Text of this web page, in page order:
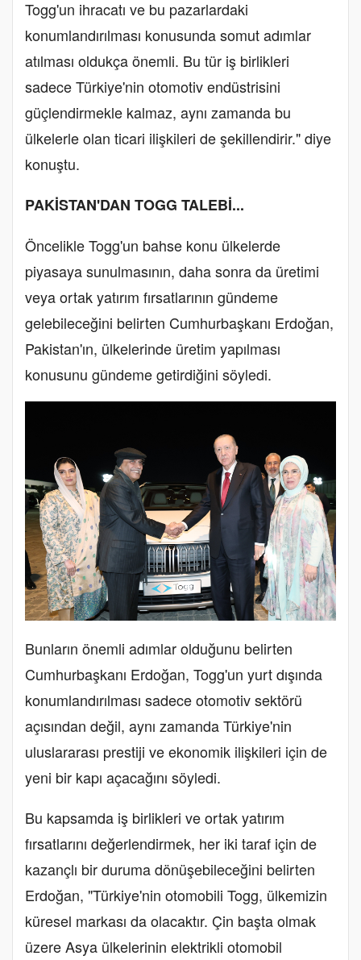
Togg'un ihracatı ve bu pazarlardaki
konumlandırılması konusunda somut adımlar
atılması oldukça önemli. Bu tür iş birlikleri
sadece Türkiye'nin otomotiv endüstrisini
güçlendirmekle kalmaz, aynı zamanda bu
ülkelerle olan ticari ilişkileri de şekillendirir." diye
konuştu.
PAKİSTAN'DAN TOGG TALEBİ...
Öncelikle Togg'un bahse konu ülkelerde
piyasaya sunulmasının, daha sonra da üretimi
veya ortak yatırım fırsatlarının gündeme
gelebileceğini belirten Cumhurbaşkanı Erdoğan,
Pakistan'ın, ülkelerinde üretim yapılması
konusunu gündeme getirdiğini söyledi.
Bunların önemli adımlar olduğunu belirten
Cumhurbaşkanı Erdoğan, Togg'un yurt dışında
konumlandırılması sadece otomotiv sektörü
açısından değil, aynı zamanda Türkiye'nin
uluslararası prestiji ve ekonomik ilişkileri için de
yeni bir kapı açacağını söyledi.
Bu kapsamda iş birlikleri ve ortak yatırım
fırsatlarını değerlendirmek, her iki taraf için de
kazançlı bir duruma dönüşebileceğini belirten
Erdoğan, "Türkiye'nin otomobili Togg, ülkemizin
küresel markası da olacaktır. Çin başta olmak
üzere Asya ülkelerinin elektrikli otomobil